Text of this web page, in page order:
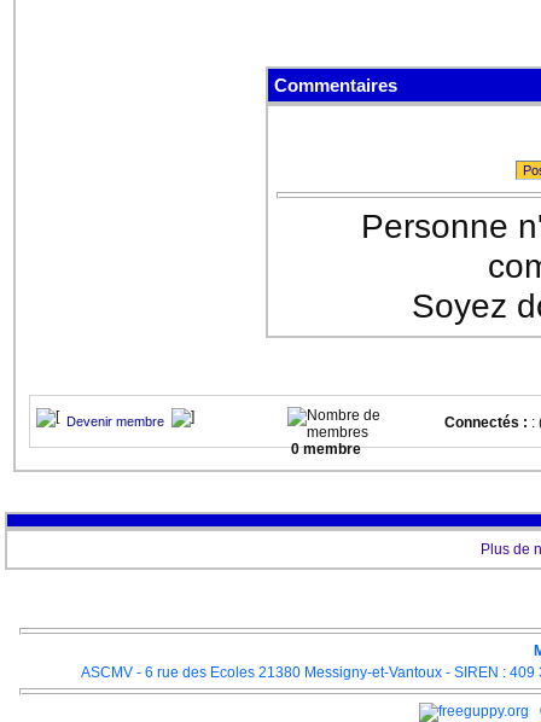
Commentaires
Personne
Soyez
Devenir membre
0 membre
Connectés : :
Plus de
ASCMV - 6 rue des Ecoles 21380 Messigny-et-Vantoux - SIREN :